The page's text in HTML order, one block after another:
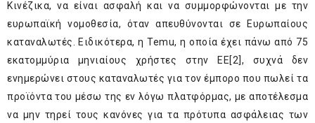
Κινέζικα, να είναι ασφαλή και να συμμορφώνονται με την
ευρωπαϊκή νομοθεσία, όταν απευθύνονται σε Ευρωπαίους
καταναλωτές. Ειδικότερα, η Temu, η οποία έχει πάνω από 75
εκατομμύρια μηνιαίους χρήστες στην ΕΕ[2], συχνά δεν
ενημερώνει στους καταναλωτές για τον έμπορο που πωλεί τα
προϊόντα του μέσω της εν λόγω πλατφόρμας, με αποτέλεσμα
να μην τηρεί τους κανόνες για τα πρότυπα ασφάλειας των